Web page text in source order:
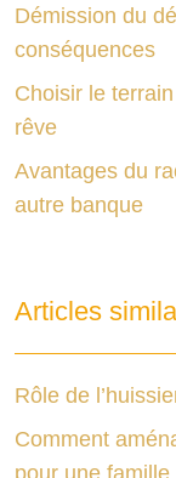
Démission du
conséquences
Choisir le
rêve
Avantages du
autre banque
Articles
Rôle de
Comment
pour une famille